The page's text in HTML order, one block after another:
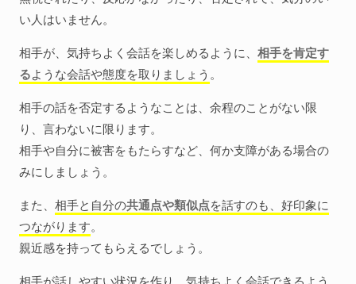
い人はいません。
相手が、気持ちよく会話を楽しめるように、 相手を肯定す
るような会話や態度を取りましょう 。
相手の話を否定するようなことは、余程のことがない限
り、言わないに限ります。
相手や自分に被害をもたらすなど、何か支障がある場合の
みにしましょう。
また、 相手と自分の共通点や類似点を話すのも、好印象に
つながります。
親近感を持ってもらえるでしょう。